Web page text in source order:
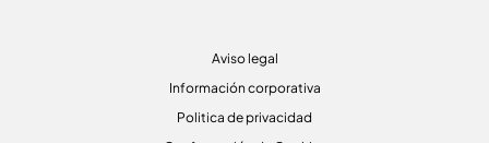
Aviso legal
Información corporativa
Politica de privacidad